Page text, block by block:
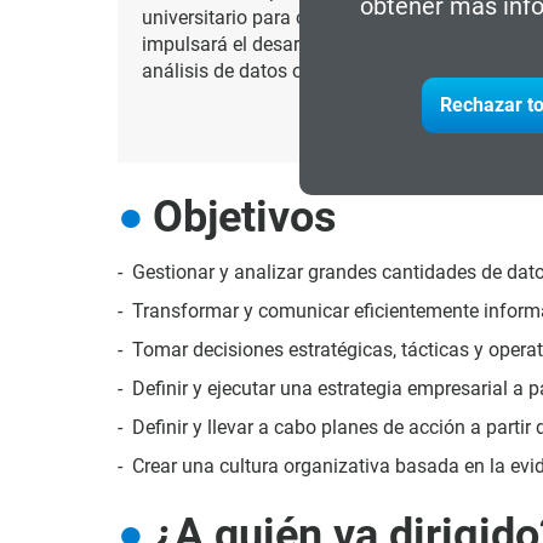
obtener más
Rechazar
universitario para ofrecer una formación de
impulsará el desarrollo de actividades a
análisis de datos o de programación.
Objetivos
Gestionar y analizar grandes cantidades de
Transformar y comunicar eficientemente
Tomar decisiones estratégicas, tácticas y
Definir y ejecutar una estrategia empresarial a
Definir y llevar a cabo planes de acción a partir
Crear una cultura organizativa basada en la